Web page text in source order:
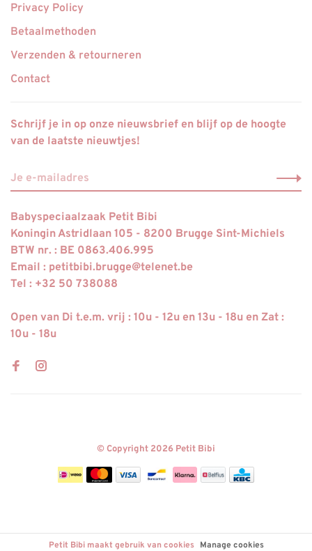
Privacy Policy
Betaalmethoden
Verzenden & retourneren
Contact
Schrijf je in op onze nieuwsbrief en blijf op de hoogte
van de laatste nieuwtjes!
Babyspeciaalzaak Petit Bibi
Koningin Astridlaan 105 - 8200 Brugge Sint-Michiels
BTW nr. : BE 0863.406.995
Email : petitbibi.brugge@telenet.be
Tel : +32 50 738088
Open van Di t.e.m. vrij : 10u - 12u en 13u - 18u en Zat :
10u - 18u
© Copyright 2026 Petit Bibi
Petit Bibi maakt gebruik van cookies Manage cookies